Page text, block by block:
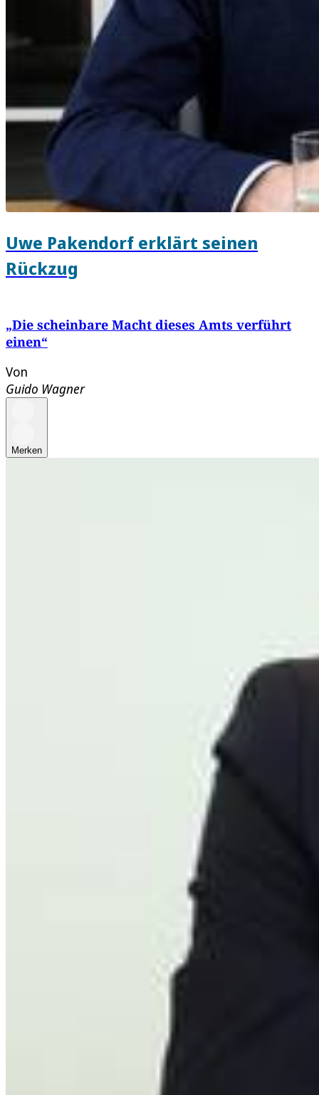
Uwe Pakendorf erklärt seinen
Rückzug
„Die scheinbare Macht dieses Amts verführt
einen“
Von
Guido Wagner
Merken